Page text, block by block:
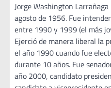
Jorge Washington
agosto de 1956. Fue
entre 1990 y 1999 (el más
Ejerció de manera liberal la
el año 1990 cuando fue
durante 10 años. Fue
año 2000, candidato